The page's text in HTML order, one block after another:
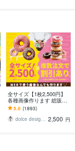
全サイズ【1枚2,500円】
各種画像作ります 総販売
実績2000件超おまとめ割
引あり♪コスパ抜群と大好
評!
5.0 (1893)
dolce designing 2,500 円